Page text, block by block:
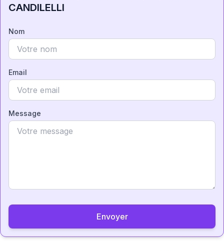
CANDILELLI
Nom
Email
Message
Envoyer